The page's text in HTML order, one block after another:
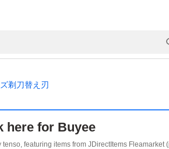
剃刀替え刃
here for Buyee
featuring items from JDirectItems Fleamarket